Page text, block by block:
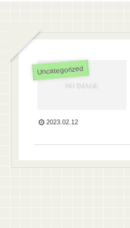
Uncategorized
2023.02.12